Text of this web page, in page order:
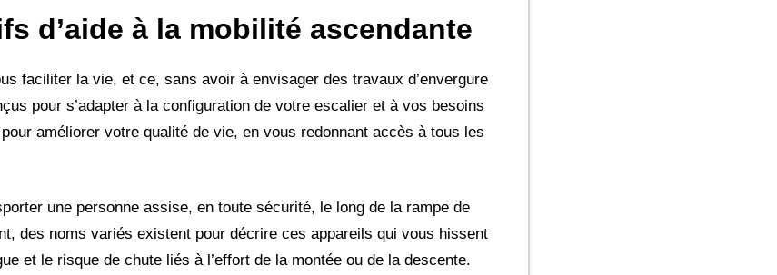
d’aide à la mobilité ascendante
faciliter la vie, et ce, sans avoir à envisager des travaux d’envergure
pour s’adapter à la configuration de votre escalier et à vos besoins
améliorer votre qualité de vie, en vous redonnant accès à tous les
une personne assise, en toute sécurité, le long de la rampe de
des noms variés existent pour décrire ces appareils qui vous hissent
et le risque de chute liés à l’effort de la montée ou de la descente.